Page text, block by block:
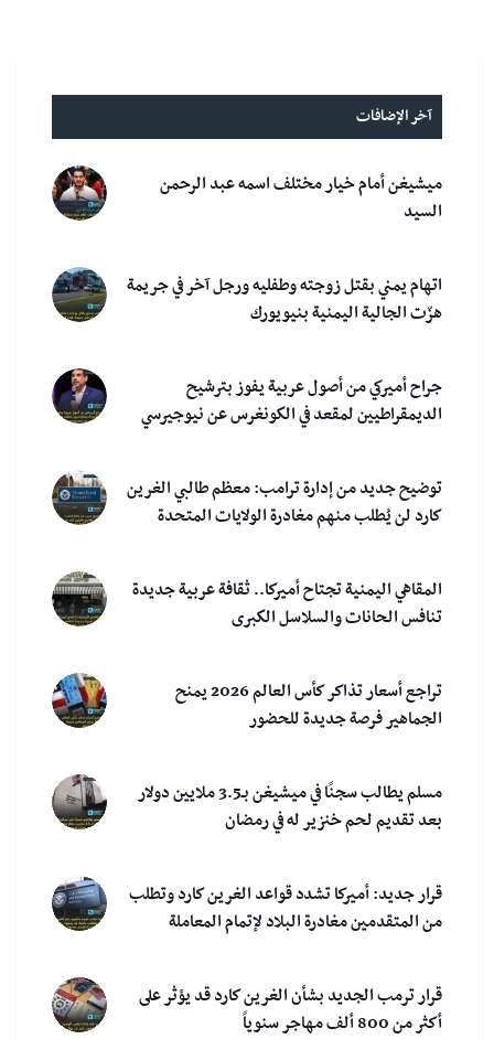
آخر الإضافات
ميشيغن أمام خيار مختلف اسمه عبد الرحمن
السيد
اتهام يمني بقتل زوجته وطفليه ورجل آخر في جريمة
هزّت الجالية اليمنية بنيويورك
جراح أميركي من أصول عربية يفوز بترشيح
الديمقراطيين لمقعد في الكونغرس عن نيوجيرسي
توضيح جديد من إدارة ترامب: معظم طالبي الغرين
كارد لن يُطلب منهم مغادرة الولايات المتحدة
المقاهي اليمنية تجتاح أميركا.. ثقافة عربية جديدة
تنافس الحانات والسلاسل الكبرى
تراجع أسعار تذاكر كأس العالم 2026 يمنح
الجماهير فرصة جديدة للحضور
مسلم يطالب سجنًا في ميشيغن بـ3.5 ملايين دولار
بعد تقديم لحم خنزير له في رمضان
قرار جديد: أميركا تشدد قواعد الغرين كارد وتطلب
من المتقدمين مغادرة البلاد لإتمام المعاملة
قرار ترمب الجديد بشأن الغرين كارد قد يؤثر على
أكثر من 800 ألف مهاجر سنوياً